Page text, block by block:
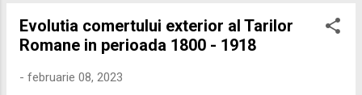
Ivanovna a Rusiei (28 octombrie). Această
succesiune rapidă de viduri de putere a pus
„cutia Pandorei” pentru conflicte care aveau
Evolutia comertului exterior al Tarilor
Romane in perioada 1800 - 1918
- februarie 08, 2023